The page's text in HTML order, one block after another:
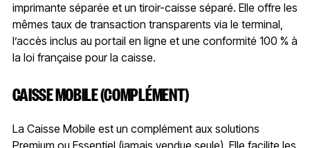
imprimante séparée et un tiroir-caisse séparé. Elle offre les
mêmes taux de transaction transparents via le terminal,
l’accès inclus au portail en ligne et une conformité 100 % à
la loi française pour la caisse.
CAISSE MOBILE (COMPLÉMENT)
La Caisse Mobile est un complément aux solutions